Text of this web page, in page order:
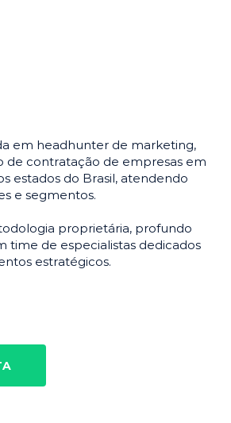
em headhunter de marketing,
de contratação de empresas em
estados do Brasil, atendendo
e segmentos.
proprietária, profundo
de especialistas dedicados
estratégicos.